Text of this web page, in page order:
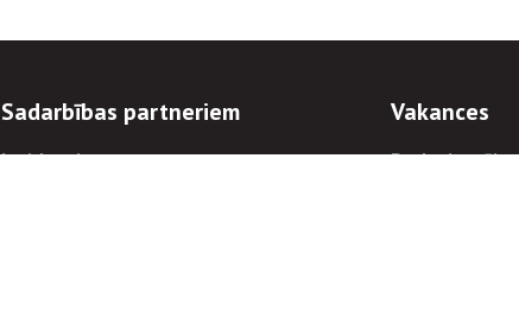
Sadarbības partneriem
Iepirkumi
Vakances
Darba iespējas